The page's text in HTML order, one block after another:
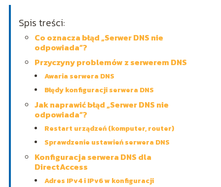
Spis treści:
Co oznacza błąd „Serwer DNS nie
odpowiada”?
Przyczyny problemów z serwerem DNS
Awaria serwera DNS
Błędy konfiguracji serwera DNS
Jak naprawić błąd „Serwer DNS nie
odpowiada”?
Restart urządzeń (komputer, router)
Sprawdzenie ustawień serwera DNS
Konfiguracja serwera DNS dla
DirectAccess
Adres IPv4 i IPv6 w konfiguracji